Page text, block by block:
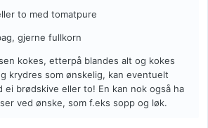
to med tomatpure
gjerne fullkorn
kokes, etterpå blandes alt og kokes
krydres som ønskelig, kan eventuelt
ei brødskive eller to! En kan nok også ha
ved ønske, som f.eks sopp og løk.